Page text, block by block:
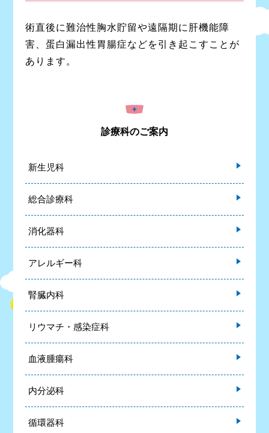
術直後に難治性胸水貯留や遠隔期に肝機能障
害、蛋白漏出性胃腸症などを引き起こすことが
あります。
診療科のご案内
新生児科
総合診療科
消化器科
アレルギー科
腎臓内科
リウマチ・感染症科
血液腫瘍科
内分泌科
循環器科